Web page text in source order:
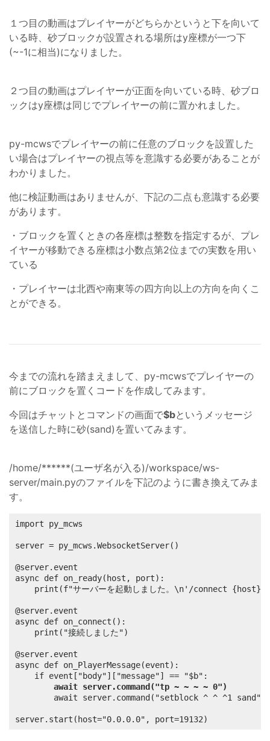
１つ目の動画はプレイヤーがどちらかというと下を向いて
いる時、砂ブロックが設置される場所はy座標が一つ下
(~-1に相当)になりました。
２つ目の動画はプレイヤーが正面を向いている時、砂ブロ
ックはy座標は同じでプレイヤーの前に置かれました。
py-mcwsでプレイヤーの前に任意のブロックを設置した
い場合はプレイヤーの視点等を意識する必要があることが
わかりました。
他に検証動画はありませんが、下記の二点も意識する必要
があります。
・ブロックを置くときの各座標は整数を指定するが、プレ
イヤーが移動できる座標は小数点第2位までの実数を用い
ている
・プレイヤーは北西や南東等の四方向以上の方向を向くこ
とができる。
今までの流れを踏まえまして、py-mcwsでプレイヤーの
前にブロックを置くコードを作成してみます。
今回はチャットとコマンドの画面で$bというメッセージ
を送信した時に砂(sand)を置いてみます。
/home/******(ユーザ名が入る)/workspace/ws-
server/main.pyのファイルを下記のように書き換えてみま
す。
import py_mcws
server = py_mcws.WebsocketServer()
@server.event
async def on_ready(host, port):
print(f"サーバーを起動しました。\n'/connect
@server.event
async def on_connect():
    print("接続しました")
@server.event
async def on_PlayerMessage(event):
    if event["body"]["message"] == "$b":
await server.command("tp ~ ~ ~ ~ 0")
        await server.command("setblock ^ ^ ^1 sand")
server.start(host="0.0.0.0", port=19132)